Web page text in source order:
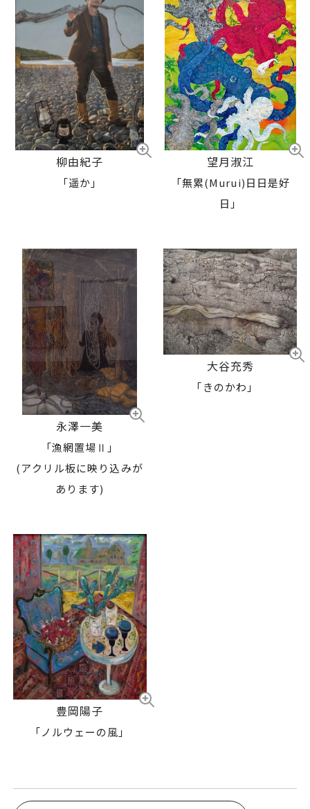
柳由紀子
「遥か」
望月淑江
「無累(Murui)日日是好
日」
永澤一美
「漁網置場Ⅱ」
(アクリル板に映り込みが
あります)
大谷充秀
「きのかわ」
豊岡陽子
「ノルウェーの風」